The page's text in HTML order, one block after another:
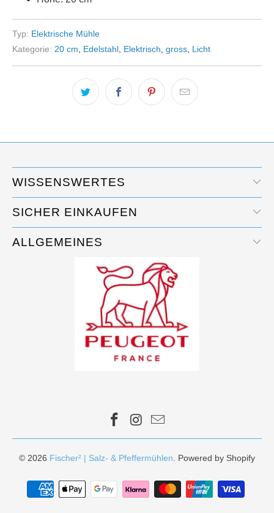
Typ: Elektrische Mühle
Kategorie: 20 cm Edelstahl Elektrisch gross Licht
WISSENSWERTES
SICHER EINKAUFEN
ALLGEMEINES
© 2026 Fischer² | Salz- & Pfeffermühlen . Powered by Shopify